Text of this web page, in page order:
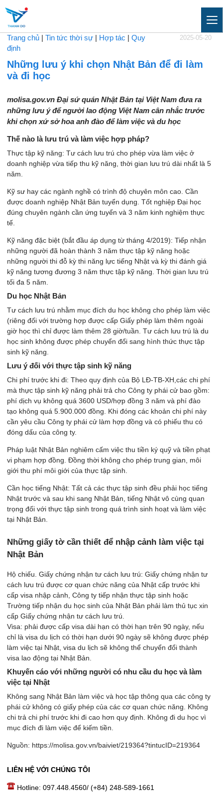
Trang chủ |Tin tức thời sự Hợp tác |Quy
định
2025-05-20
Những lưu ý khi chọn Nhật Bản để đi làm
và đi học
molisa.gov.vn Đại sứ quán Nhật Bản tại Việt Nam đưa ra
những lưu ý để người lao động Việt Nam cân nhắc trước
khi chọn xứ sở hoa anh đào để làm việc và du học
Thế nào là lưu trú và làm việc hợp pháp?
Thực tập kỹ năng: Tư cách lưu trú cho phép vừa làm việc ở
doanh nghiệp vừa tiếp thu kỹ năng, thời gian lưu trú dài nhất là 5
năm.
Kỹ sư hay các ngành nghề có trình độ chuyên môn cao. Cần
được doanh nghiệp Nhật Bản tuyển dụng. Tốt nghiệp Đại học
đúng chuyên ngành cần ứng tuyển và 3 năm kinh nghiệm thực
tế.
Kỹ năng đặc biệt (bắt đầu áp dụng từ tháng 4/2019): Tiếp nhận
những người đã hoàn thành 3 năm thực tập kỹ năng hoặc
những người thi đỗ kỳ thi năng lực tiếng Nhật và kỳ thi đánh giá
kỹ năng tương đương 3 năm thực tập kỹ năng. Thời gian lưu trú
tối đa 5 năm.
Du học Nhật Bản
Tư cách lưu trú nhằm mục đích du học không cho phép làm việc
(riêng đối với trường hợp được cấp Giấy phép làm thêm ngoài
giờ học thì chỉ được làm thêm 28 giờ/tuần. Tư cách lưu trú là du
học sinh không được phép chuyển đổi sang hình thức thực tập
sinh kỹ năng.
Lưu ý đối với thực tập sinh kỹ năng
Chi phí trước khi đi: Theo quy định của Bộ LĐ-TB-XH,các chi phí
mà thực tập sinh kỹ năng phải trả cho Công ty phái cử bao gồm:
phí dịch vụ không quá 3600 USD/hợp đồng 3 năm và phí đào
tạo không quá 5.900.000 đồng. Khi đóng các khoản chi phí này
cần yêu cầu Công ty phái cử làm hợp đồng và có phiếu thu có
đóng dấu của công ty.
Pháp luật Nhật Bản nghiêm cấm việc thu tiền ký quỹ và tiền phạt
vi phạm hợp đồng. Đồng thời không cho phép trung gian, môi
giới thu phí môi giới của thực tập sinh.
Cần học tiếng Nhật: Tất cả các thực tập sinh đều phải học tiếng
Nhật trước và sau khi sang Nhật Bản, tiếng Nhật vô cùng quan
trọng đối với thực tập sinh trong quá trình sinh hoạt và làm việc
tại Nhật Bản.
Những giấy tờ cần thiết để nhập cảnh làm việc tại
Nhật Bản
Hộ chiếu. Giấy chứng nhận tư cách lưu trú: Giấy chứng nhận tư
cách lưu trú được cơ quan chức năng của Nhật cấp trước khi
cấp visa nhập cảnh, Công ty tiếp nhận thực tập sinh hoặc
Trường tiếp nhận du học sinh của Nhật Bản phải làm thủ tục xin
cấp Giấy chứng nhận tư cách lưu trú.
Visa: phải được cấp visa dài hạn có thời hạn trên 90 ngày, nếu
chỉ là visa du lịch có thời hạn dưới 90 ngày sẽ không được phép
làm việc tại Nhật, visa du lịch sẽ không thể chuyển đổi thành
visa lao động tại Nhật Bản.
Khuyến cáo với những người có nhu cầu du học và làm
việc tại Nhật
Không sang Nhật Bản làm việc và học tập thông qua các công ty
phái cử không có giấy phép của các cơ quan chức năng. Không
chi trả chi phí trước khi đi cao hơn quy định. Không đi du học vì
mục đích đi làm việc để kiếm tiền.
Nguồn: https://molisa.gov.vn/baiviet/219364?tintucID=219364
LIÊN HỆ VỚI CHÚNG TÔI
Hotline: 097.448.4560/ (+84) 248-589-1661